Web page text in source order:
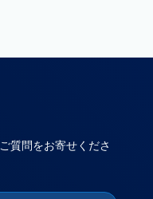
質問をお寄せくださ